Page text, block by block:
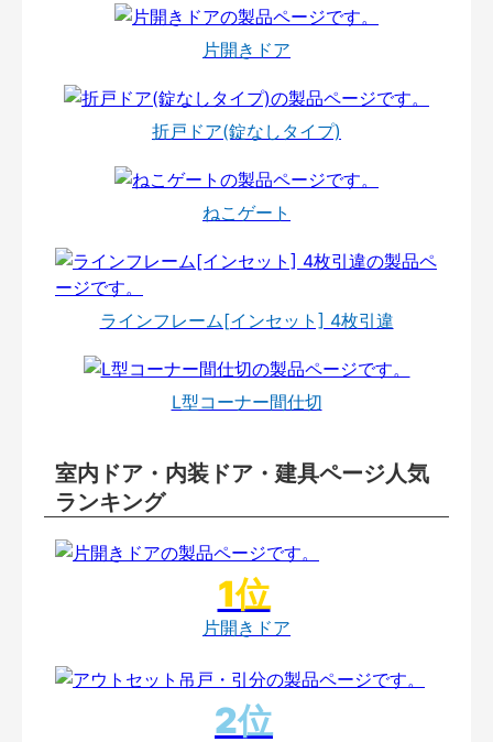
片開きドア
折戸ドア(錠なしタイプ)
ねこゲート
ラインフレーム[インセット] 4枚引違
L型コーナー間仕切
室内ドア・内装ドア・建具ページ人気
ランキング
片開きドア